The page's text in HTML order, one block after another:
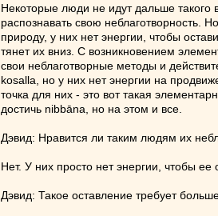
Некоторые люди не идут дальше
распознавать свою неблаготворность.
природу, у них нет энергии, чтобы
тянет их вниз. С возникновением
свои неблаготворные методы и
kosalla, но у них нет энергии на
точка для них - это вот такая
достичь nibbāna, но на этом и все.
Дэвид: Нравится ли таким людям их
Нет. У них просто нет энергии, чтобы ее
Дэвид: Такое оставление требует